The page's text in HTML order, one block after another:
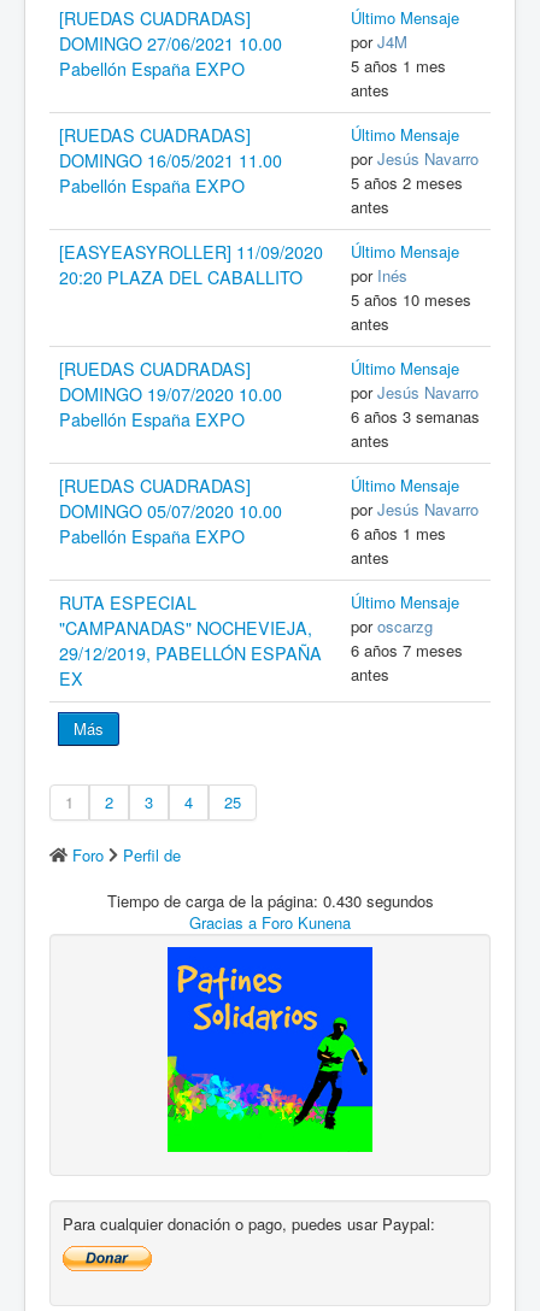
Más
[RUEDAS CUADRADAS]
DOMINGO 27/06/2021 10.00
Pabellón España EXPO
Último Mensaje
porJ4M
5 años 1 mes
antes
[RUEDAS CUADRADAS]
DOMINGO 16/05/2021 11.00
Pabellón España EXPO
Último Mensaje
porJesús Navarro
5 años 2 meses
antes
[EASYEASYROLLER] 11/09/2020
20:20 PLAZA DEL CABALLITO
Último Mensaje
por Inés
5 años 10 meses
antes
[RUEDAS CUADRADAS]
DOMINGO 19/07/2020 10.00
Pabellón España EXPO
Último Mensaje
porJesús Navarro
6 años 3 semanas
antes
[RUEDAS CUADRADAS]
DOMINGO 05/07/2020 10.00
Pabellón España EXPO
Último Mensaje
porJesús Navarro
6 años 1 mes
antes
RUTA ESPECIAL
"CAMPANADAS" NOCHEVIEJA,
29/12/2019, PABELLÓN ESPAÑA
EX
Último Mensaje
poroscarzg
6 años 7 meses
antes
1 2 3 4 25
Foro
Perfil de
Tiempo de carga de la página: 0.430 segundos
Gracias a Foro Kunena
Para cualquier donación o pago, puedes usar Paypal: